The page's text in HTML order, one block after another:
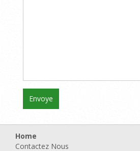
Home
Contactez Nous